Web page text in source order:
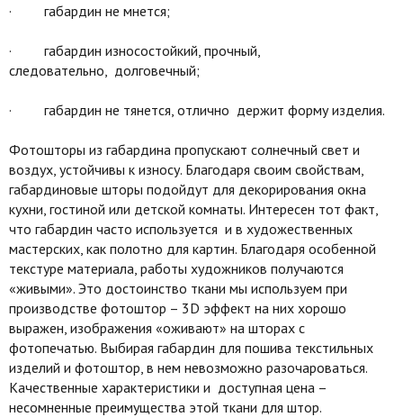
· габардин не мнется;
· габардин износостойкий, прочный,
следовательно, долговечный;
· габардин не тянется, отлично держит форму изделия.
Фотошторы из габардина пропускают солнечный свет и
воздух, устойчивы к износу. Благодаря своим свойствам,
габардиновые шторы подойдут для декорирования окна
кухни, гостиной или детской комнаты. Интересен тот факт,
что габардин часто используется и в художественных
мастерских, как полотно для картин. Благодаря особенной
текстуре материала, работы художников получаются
«живыми». Это достоинство ткани мы используем при
производстве фотоштор – 3D эффект на них хорошо
выражен, изображения «оживают» на шторах с
фотопечатью. Выбирая габардин для пошива текстильных
изделий и фотоштор, в нем невозможно разочароваться.
Качественные характеристики и доступная цена –
несомненные преимущества этой ткани для штор.